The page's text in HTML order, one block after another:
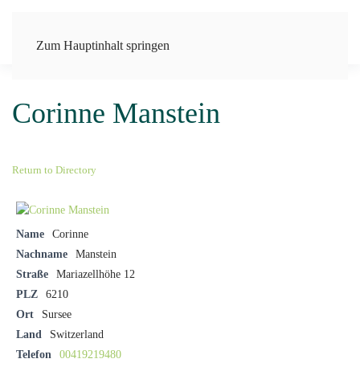
Zum Hauptinhalt springen
Corinne Manstein
Return to Directory
Name
Corinne
Nachname
Manstein
Straße
Mariazellhöhe 12
PLZ
6210
Ort
Sursee
Land
Switzerland
Telefon
00419219480